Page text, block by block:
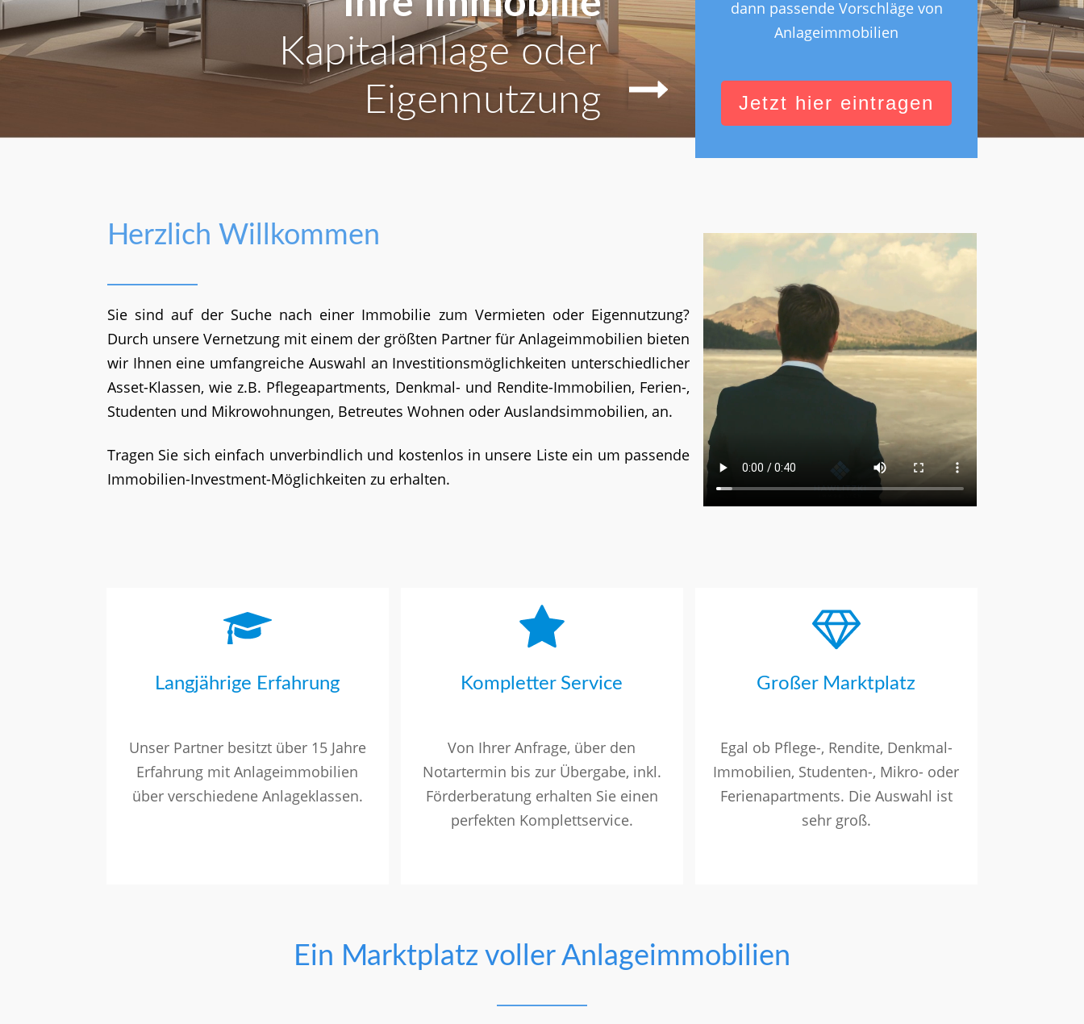
Kapitalanlage oder
Eigennutzung
dann passende Vorschläge von
Anlageimmobilien
Jetzt hier eintragen
Herzlich Willkommen
Sie sind auf der Suche nach einer Immobilie zum Vermieten oder Eigennutzung?
Durch unsere Vernetzung mit einem der größten Partner für Anlageimmobilien bieten
wir Ihnen eine umfangreiche Auswahl an Investitionsmöglichkeiten unterschiedlicher
Asset-Klassen, wie z.B. Pflegeapartments, Denkmal- und Rendite-Immobilien, Ferien-,
Studenten und Mikrowohnungen, Betreutes Wohnen oder Auslandsimmobilien, an.
Tragen Sie sich einfach unverbindlich und kostenlos in unsere Liste ein um passende
Immobilien-Investment-Möglichkeiten zu erhalten.
Langjährige Erfahrung
Unser Partner besitzt über 15 Jahre
Erfahrung mit Anlageimmobilien
über verschiedene Anlageklassen.
Kompletter Service
Von Ihrer Anfrage, über den
Notartermin bis zur Übergabe, inkl.
Förderberatung erhalten Sie einen
perfekten Komplettservice.
Großer Marktplatz
Egal ob Pflege-, Rendite, Denkmal-
Immobilien, Studenten-, Mikro- oder
Ferienapartments. Die Auswahl ist
sehr groß.
Ein Marktplatz voller Anlageimmobilien